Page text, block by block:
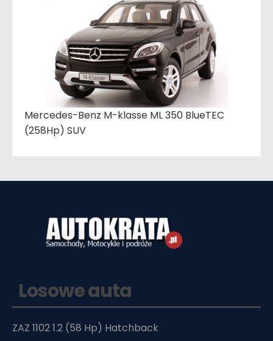
Mercedes-Benz M-klasse ML 350 BlueTEC
(258Hp) SUV
Losowe auta
ZAZ 1102 1.2 (58 Hp) Hatchback